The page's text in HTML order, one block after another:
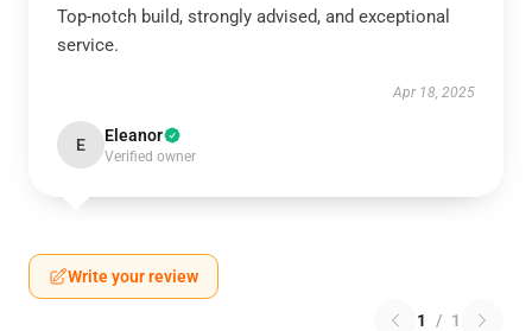
Top-notch build, strongly advised, and exceptional
service.
Apr 18, 2025
E Eleanor
Verified owner
Write your review
1 / 1